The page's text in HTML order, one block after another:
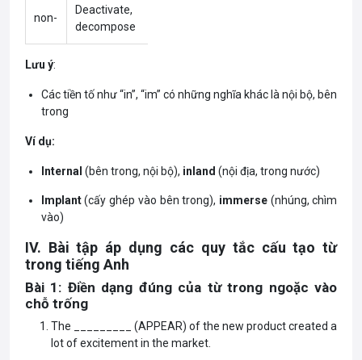
non-
Deactivate,
decompose
Lưu ý:
Các tiền tố như “in”, “im” có những nghĩa khác là nội bộ, bên
trong
Ví dụ:
Internal (bên trong, nội bộ), inland (nội địa, trong nước)
Implant(cấy ghép vào bên trong), immerse(nhúng, chìm
vào)
IV. Bài tập áp dụng các quy tắc cấu tạo từ
trong tiếng Anh
Bài 1: Điền dạng đúng của từ trong ngoặc vào
chỗ trống
The _________ (APPEAR) of the new product created a
lot of excitement in the market.